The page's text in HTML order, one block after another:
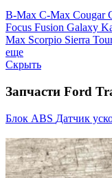
B-Max C-Max Cougar
Focus Fusion Galaxy
Max Scorpio Sierra
еще
Скрыть
Запчасти Ford
Блок ABS Датчик